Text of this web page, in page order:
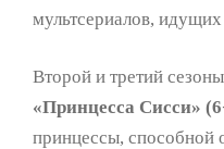
мультсериалов,
Второй и третий
«Принцесса Сисси»
принцессы, способной